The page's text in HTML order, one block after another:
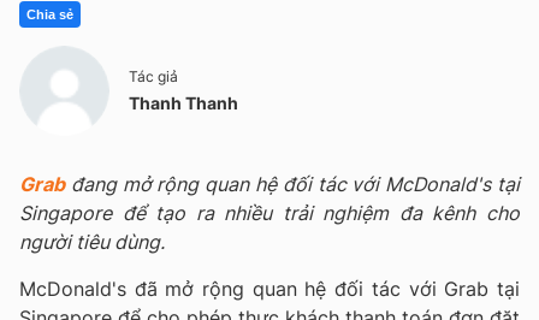
Chia sẻ
Tác giả
Thanh Thanh
Grabđang mở rộng quan hệ đối tác với McDonald's tại
Singapore để tạo ra nhiều trải nghiệm đa kênh cho
người tiêu dùng.
McDonald's đã mở rộng quan hệ đối tác với Grab tại